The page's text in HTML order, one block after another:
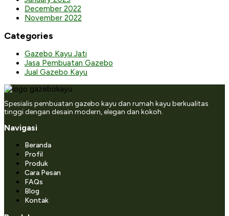
December 2022
November 2022
Categories
Gazebo Kayu Jati
Jasa Pembuatan Gazebo
Jual Gazebo Kayu
Spesialis pembuatan gazebo kayu dan rumah kayu berkualitas
tinggi dengan desain modern, elegan dan kokoh.
Navigasi
Beranda
Profil
Produk
Cara Pesan
FAQs
Blog
Kontak